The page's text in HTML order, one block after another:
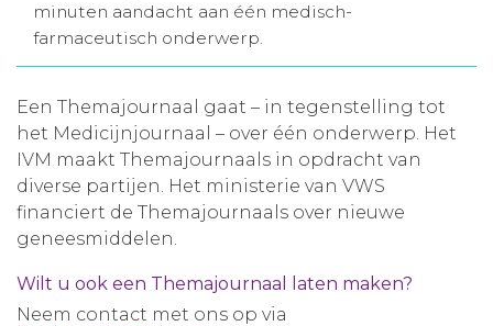
Contact
Winkelwagentje
Aanmelden nieuwsbrief
Inloggen
minuten aandacht aan één medisch-
farmaceutisch onderwerp.
Een Themajournaal gaat – in tegenstelling tot
het Medicijnjournaal – over één onderwerp. Het
IVM maakt Themajournaals in opdracht van
diverse partijen. Het ministerie van VWS
financiert de Themajournaals over nieuwe
geneesmiddelen.
Wilt u ook een Themajournaal laten maken?
Neem contact met ons op via